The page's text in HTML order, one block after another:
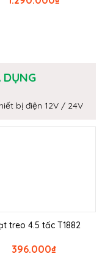
DỤNG
bị điện 12V / 24V
treo 4.5 tấc T1882
₫
396.000